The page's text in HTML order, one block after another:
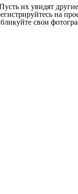
их увидят
на
свои